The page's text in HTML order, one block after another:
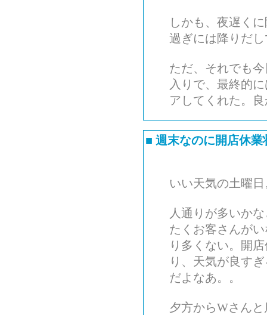
しかも、夜遅く
過ぎには降りだ
ただ、それでも
入りで、最終的
アしてくれた。
■ 週末なのに開店休業
いい天気の土曜
人通りが多いか
たくお客さんが
り多くない。開
り、天気が良す
だよなあ。。
夕方からWさん